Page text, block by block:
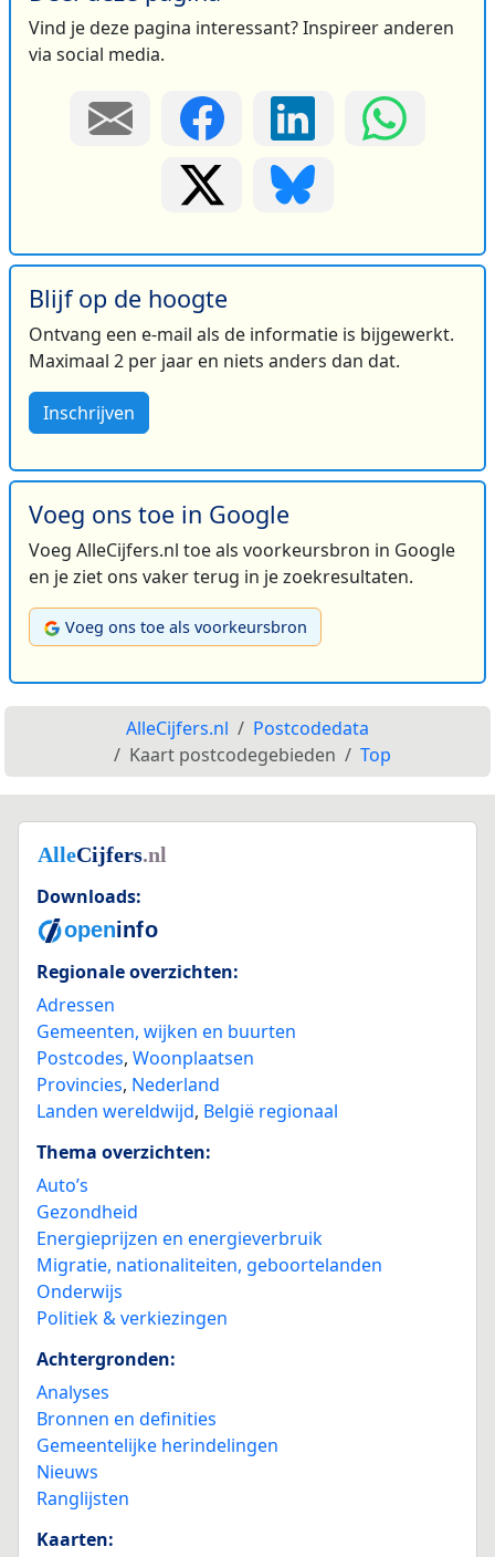
Vind je deze pagina interessant? Inspireer anderen
via social media.
Blijf op de hoogte
Ontvang een e-mail als de informatie is bijgewerkt.
Maximaal 2 per jaar en niets anders dan dat.
Inschrijven
Voeg ons toe in Google
Voeg AlleCijfers.nl toe als voorkeursbron in Google
en je ziet ons vaker terug in je zoekresultaten.
Voeg ons toe als voorkeursbron
AlleCijfers.nl
Postcodedata
Kaart postcodegebieden
Top
Downloads:
Regionale overzichten:
Adressen
Gemeenten, wijken en buurten
Postcodes, Woonplaatsen
Provincies, Nederland
Landen wereldwijd, België regionaal
Thema overzichten:
Auto’s
Gezondheid
Energieprijzen en energieverbruik
Migratie, nationaliteiten, geboortelanden
Onderwijs
Politiek & verkiezingen
Achtergronden:
Analyses
Bronnen en definities
Gemeentelijke herindelingen
Nieuws
Ranglijsten
Kaarten: